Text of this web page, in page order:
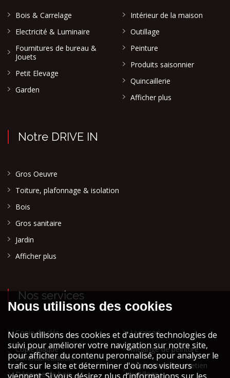
Bois & Carrelage
Electricité & Luminaire
Fournitures de bureau &
Jouets
Petit Elevage
Garden
Intérieur de la maison
Outillage
Peinture
Produits saisonnier
Quincaillerie
Afficher plus
Notre DRIVE IN
Gros Oeuvre
Toiture, plafonnage & isolation
Bois
Gros sanitaire
Jardin
Afficher plus
Nos services
Copie de clés
Copie plaque
d'immatriculation
Découpe de bois
Livraison
Mélange de peinture
Réparation et entretien
outillage